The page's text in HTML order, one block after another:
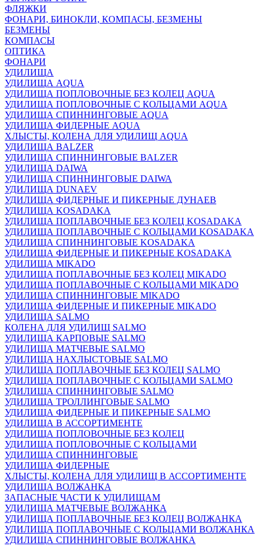
ФЛЯЖКИ
ФОНАРИ, БИНОКЛИ, КОМПАСЫ, БЕЗМЕНЫ
БЕЗМЕНЫ
КОМПАСЫ
ОПТИКА
ФОНАРИ
УДИЛИЩА
УДИЛИЩА AQUA
УДИЛИЩА ПОПЛОВОЧНЫЕ БЕЗ КОЛЕЦ AQUA
УДИЛИЩА ПОПЛОВОЧНЫЕ С КОЛЬЦАМИ AQUA
УДИЛИЩА СПИННИНГОВЫЕ AQUA
УДИЛИЩА ФИДЕРНЫЕ AQUA
ХЛЫСТЫ, КОЛЕНА ДЛЯ УДИЛИЩ AQUA
УДИЛИЩА BALZER
УДИЛИЩА СПИННИНГОВЫЕ BALZER
УДИЛИЩА DAIWA
УДИЛИЩА СПИННИНГОВЫЕ DAIWA
УДИЛИЩА DUNAEV
УДИЛИЩА ФИДЕРНЫЕ И ПИКЕРНЫЕ ДУНАЕВ
УДИЛИЩА KOSADAKA
УДИЛИЩА ПОПЛАВОЧНЫЕ БЕЗ КОЛЕЦ KOSADAKA
УДИЛИЩА ПОПЛАВОЧНЫЕ С КОЛЬЦАМИ KOSADAKA
УДИЛИЩА СПИННИНГОВЫЕ KOSADAKA
УДИЛИЩА ФИДЕРНЫЕ И ПИКЕРНЫЕ KOSADAKA
УДИЛИЩА MIKADO
УДИЛИЩА ПОПЛАВОЧНЫЕ БЕЗ КОЛЕЦ MIKADO
УДИЛИЩА ПОПЛАВОЧНЫЕ С КОЛЬЦАМИ MIKADO
УДИЛИЩА СПИННИНГОВЫЕ MIKADO
УДИЛИЩА ФИДЕРНЫЕ И ПИКЕРНЫЕ MIKADO
УДИЛИЩА SALMO
КОЛЕНА ДЛЯ УДИЛИЩ SALMO
УДИЛИЩА КАРПОВЫЕ SALMO
УДИЛИЩА МАТЧЕВЫЕ SALMO
УДИЛИЩА НАХЛЫСТОВЫЕ SALMO
УДИЛИЩА ПОПЛАВОЧНЫЕ БЕЗ КОЛЕЦ SALMO
УДИЛИЩА ПОПЛАВОЧНЫЕ С КОЛЬЦАМИ SALMO
УДИЛИЩА СПИННИНГОВЫЕ SALMO
УДИЛИЩА ТРОЛЛИНГОВЫЕ SALMO
УДИЛИЩА ФИДЕРНЫЕ И ПИКЕРНЫЕ SALMO
УДИЛИЩА В АССОРТИМЕНТЕ
УДИЛИЩА ПОПЛОВОЧНЫЕ БЕЗ КОЛЕЦ
УДИЛИЩА ПОПЛОВОЧНЫЕ С КОЛЬЦАМИ
УДИЛИЩА СПИННИНГОВЫЕ
УДИЛИЩА ФИДЕРНЫЕ
ХЛЫСТЫ, КОЛЕНА ДЛЯ УДИЛИЩ В АССОРТИМЕНТЕ
УДИЛИЩА ВОЛЖАНКА
ЗАПАСНЫЕ ЧАСТИ К УДИЛИЩАМ
УДИЛИЩА МАТЧЕВЫЕ ВОЛЖАНКА
УДИЛИЩА ПОПЛАВОЧНЫЕ БЕЗ КОЛЕЦ ВОЛЖАНКА
УДИЛИЩА ПОПЛАВОЧНЫЕ С КОЛЬЦАМИ ВОЛЖАНКА
УДИЛИЩА СПИННИНГОВЫЕ ВОЛЖАНКА